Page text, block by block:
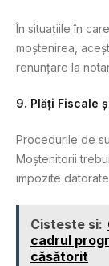
În situațiile în
moștenirea,
renunțare la
9. Plăți Fiscale
Procedurile de
Moștenitorii
impozite
Cisteste si:
cadrul
căsătorit